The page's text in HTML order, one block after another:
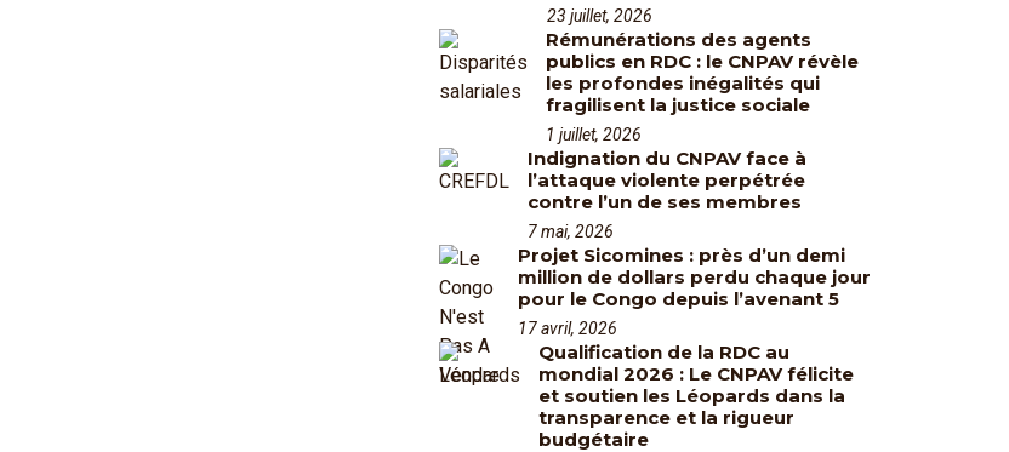
23 juillet, 2026
Rémunérations des agents
publics en RDC : le CNPAV révèle
les profondes inégalités qui
fragilisent la justice sociale
1 juillet, 2026
Indignation du CNPAV face à
l’attaque violente perpétrée
contre l’un de ses membres
7 mai, 2026
Projet Sicomines : près d’un demi
million de dollars perdu chaque jour
pour le Congo depuis l’avenant 5
17 avril, 2026
Qualification de la RDC au
mondial 2026 : Le CNPAV félicite
et soutien les Léopards dans la
transparence et la rigueur
budgétaire